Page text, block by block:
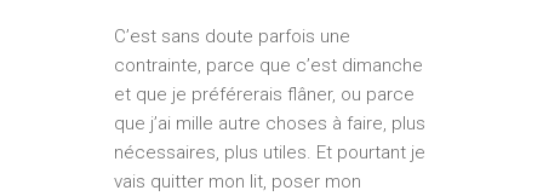
C’est sans doute parfois une
contrainte, parce que c’est dimanche
et que je préférerais flâner, ou parce
que j’ai mille autre choses à faire, plus
nécessaires, plus utiles. Et pourtant je
vais quitter mon lit, poser mon